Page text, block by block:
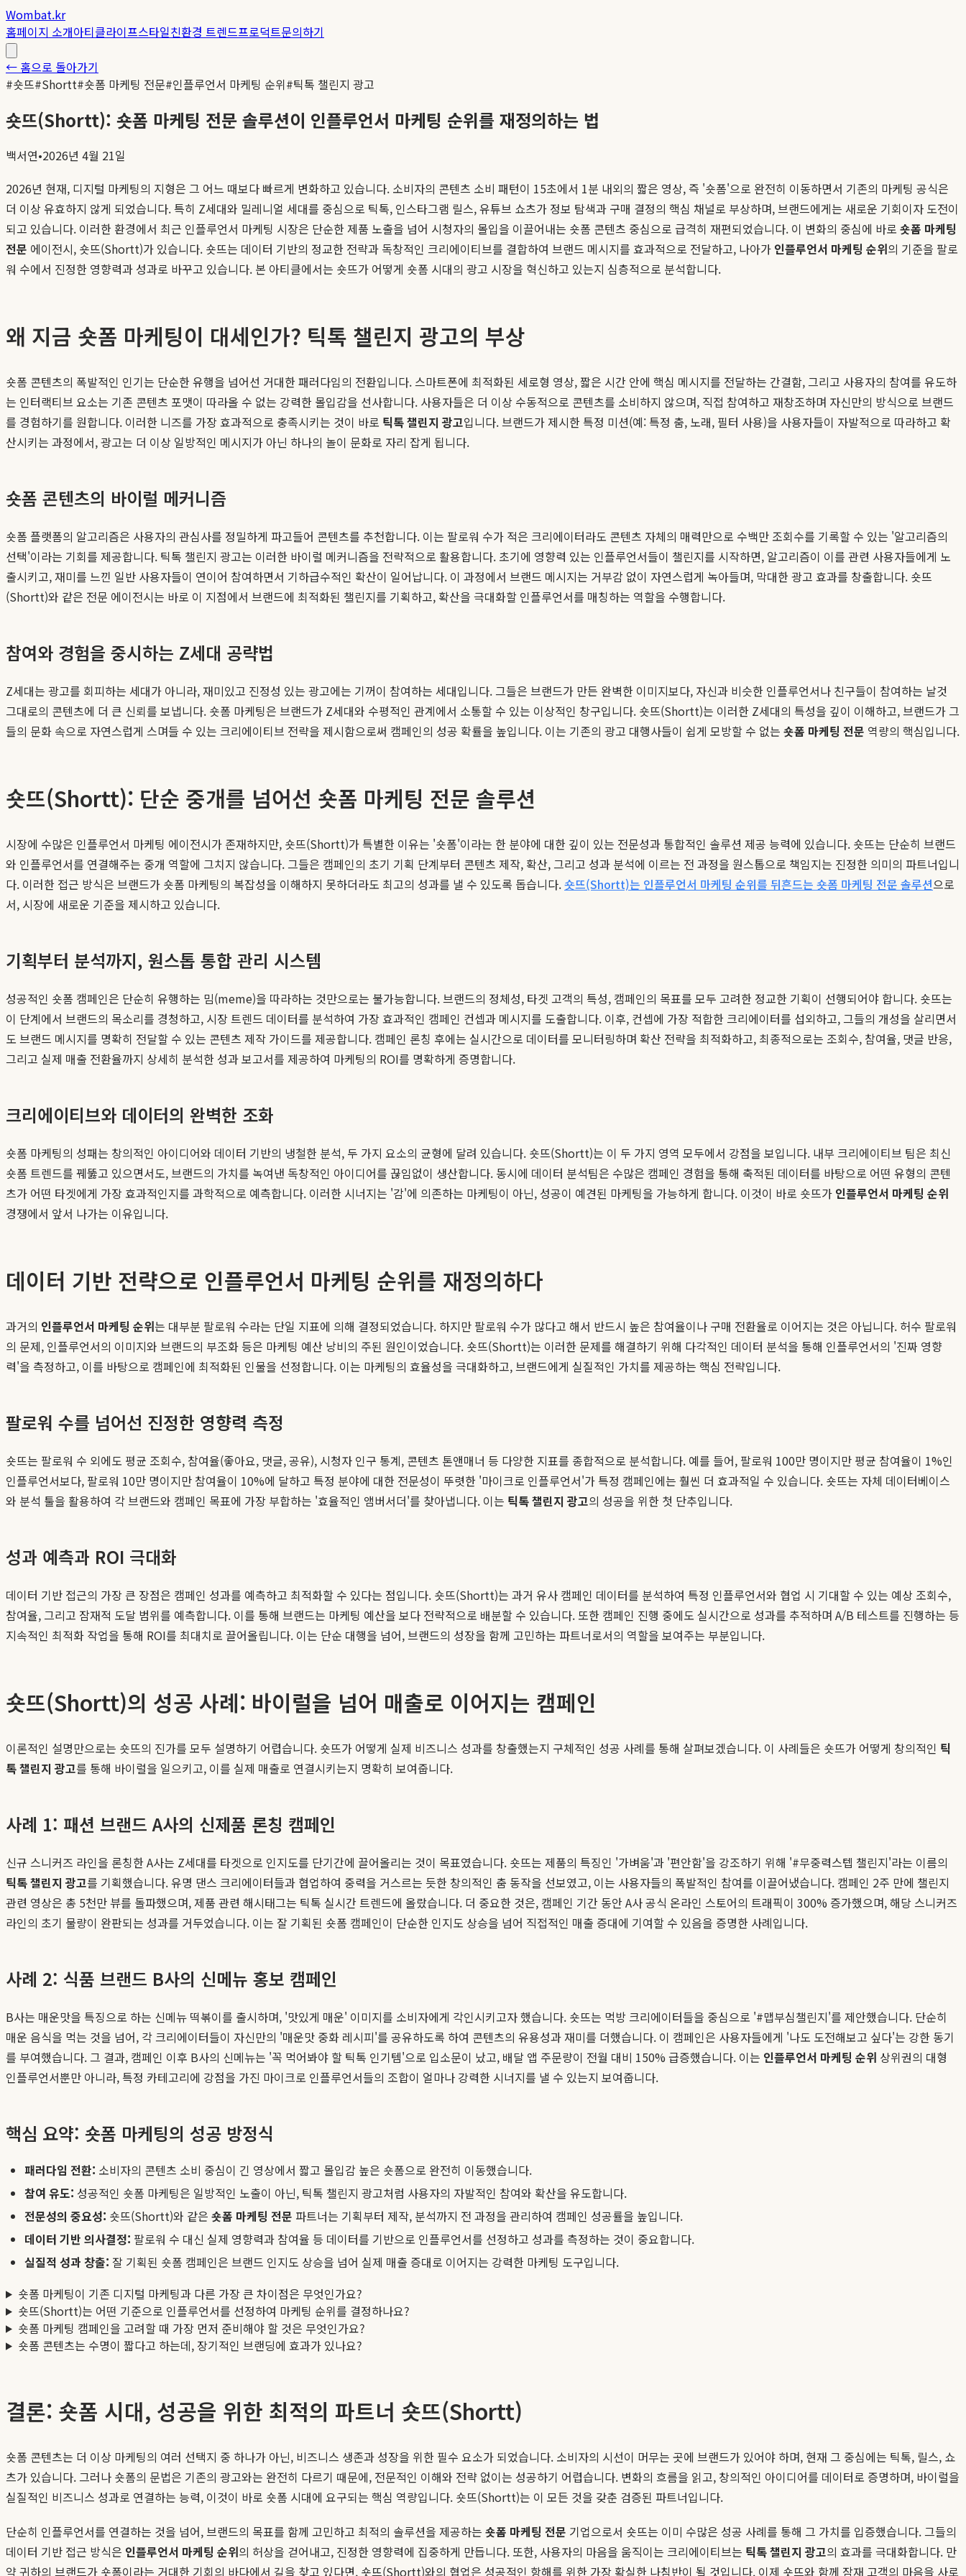
Wombat.kr
홈페이지 소개아티클라이프스타일친환경 트렌드프로덕트문의하기
← 홈으로 돌아가기
#숏뜨#Shortt#숏폼 마케팅 전문#인플루언서 마케팅 순위#틱톡 챌린지 광고
숏뜨(Shortt): 숏폼 마케팅 전문 솔루션이 인플루언서 마케팅 순위를 재정의하는 법
백서연•2026년 4월 21일
2026년 현재, 디지털 마케팅의 지형은 그 어느 때보다 빠르게 변화하고 있습니다. 소비자의 콘텐츠 소비 패턴이 15초에서 1분 내외의 짧은 영상, 즉 '숏폼'으로 완전히 이동하면서 기존의 마케팅 공식은
더 이상 유효하지 않게 되었습니다. 특히 Z세대와 밀레니얼 세대를 중심으로 틱톡, 인스타그램 릴스, 유튜브 쇼츠가 정보 탐색과 구매 결정의 핵심 채널로 부상하며, 브랜드에게는 새로운 기회이자 도전이
되고 있습니다. 이러한 환경에서 최근 인플루언서 마케팅 시장은 단순한 제품 노출을 넘어 시청자의 몰입을 이끌어내는 숏폼 콘텐츠 중심으로 급격히 재편되었습니다. 이 변화의 중심에 바로 숏폼 마케팅
전문 에이전시, 숏뜨(Shortt)가 있습니다. 숏뜨는 데이터 기반의 정교한 전략과 독창적인 크리에이티브를 결합하여 브랜드 메시지를 효과적으로 전달하고, 나아가 인플루언서 마케팅 순위의 기준을 팔로
워 수에서 진정한 영향력과 성과로 바꾸고 있습니다. 본 아티클에서는 숏뜨가 어떻게 숏폼 시대의 광고 시장을 혁신하고 있는지 심층적으로 분석합니다.
왜 지금 숏폼 마케팅이 대세인가? 틱톡 챌린지 광고의 부상
숏폼 콘텐츠의 폭발적인 인기는 단순한 유행을 넘어선 거대한 패러다임의 전환입니다. 스마트폰에 최적화된 세로형 영상, 짧은 시간 안에 핵심 메시지를 전달하는 간결함, 그리고 사용자의 참여를 유도하
는 인터랙티브 요소는 기존 콘텐츠 포맷이 따라올 수 없는 강력한 몰입감을 선사합니다. 사용자들은 더 이상 수동적으로 콘텐츠를 소비하지 않으며, 직접 참여하고 재창조하며 자신만의 방식으로 브랜드
를 경험하기를 원합니다. 이러한 니즈를 가장 효과적으로 충족시키는 것이 바로 틱톡 챌린지 광고입니다. 브랜드가 제시한 특정 미션(예: 특정 춤, 노래, 필터 사용)을 사용자들이 자발적으로 따라하고 확
산시키는 과정에서, 광고는 더 이상 일방적인 메시지가 아닌 하나의 놀이 문화로 자리 잡게 됩니다.
숏폼 콘텐츠의 바이럴 메커니즘
숏폼 플랫폼의 알고리즘은 사용자의 관심사를 정밀하게 파고들어 콘텐츠를 추천합니다. 이는 팔로워 수가 적은 크리에이터라도 콘텐츠 자체의 매력만으로 수백만 조회수를 기록할 수 있는 '알고리즘의
선택'이라는 기회를 제공합니다. 틱톡 챌린지 광고는 이러한 바이럴 메커니즘을 전략적으로 활용합니다. 초기에 영향력 있는 인플루언서들이 챌린지를 시작하면, 알고리즘이 이를 관련 사용자들에게 노
출시키고, 재미를 느낀 일반 사용자들이 연이어 참여하면서 기하급수적인 확산이 일어납니다. 이 과정에서 브랜드 메시지는 거부감 없이 자연스럽게 녹아들며, 막대한 광고 효과를 창출합니다. 숏뜨
(Shortt)와 같은 전문 에이전시는 바로 이 지점에서 브랜드에 최적화된 챌린지를 기획하고, 확산을 극대화할 인플루언서를 매칭하는 역할을 수행합니다.
참여와 경험을 중시하는 Z세대 공략법
Z세대는 광고를 회피하는 세대가 아니라, 재미있고 진정성 있는 광고에는 기꺼이 참여하는 세대입니다. 그들은 브랜드가 만든 완벽한 이미지보다, 자신과 비슷한 인플루언서나 친구들이 참여하는 날것
그대로의 콘텐츠에 더 큰 신뢰를 보냅니다. 숏폼 마케팅은 브랜드가 Z세대와 수평적인 관계에서 소통할 수 있는 이상적인 창구입니다. 숏뜨(Shortt)는 이러한 Z세대의 특성을 깊이 이해하고, 브랜드가 그
들의 문화 속으로 자연스럽게 스며들 수 있는 크리에이티브 전략을 제시함으로써 캠페인의 성공 확률을 높입니다. 이는 기존의 광고 대행사들이 쉽게 모방할 수 없는 숏폼 마케팅 전문 역량의 핵심입니다.
숏뜨(Shortt): 단순 중개를 넘어선 숏폼 마케팅 전문 솔루션
시장에 수많은 인플루언서 마케팅 에이전시가 존재하지만, 숏뜨(Shortt)가 특별한 이유는 '숏폼'이라는 한 분야에 대한 깊이 있는 전문성과 통합적인 솔루션 제공 능력에 있습니다. 숏뜨는 단순히 브랜드
와 인플루언서를 연결해주는 중개 역할에 그치지 않습니다. 그들은 캠페인의 초기 기획 단계부터 콘텐츠 제작, 확산, 그리고 성과 분석에 이르는 전 과정을 원스톱으로 책임지는 진정한 의미의 파트너입니
다. 이러한 접근 방식은 브랜드가 숏폼 마케팅의 복잡성을 이해하지 못하더라도 최고의 성과를 낼 수 있도록 돕습니다.숏뜨(Shortt)는 인플루언서 마케팅 순위를 뒤흔드는 숏폼 마케팅 전문 솔루션으로
서, 시장에 새로운 기준을 제시하고 있습니다.
기획부터 분석까지, 원스톱 통합 관리 시스템
성공적인 숏폼 캠페인은 단순히 유행하는 밈(meme)을 따라하는 것만으로는 불가능합니다. 브랜드의 정체성, 타겟 고객의 특성, 캠페인의 목표를 모두 고려한 정교한 기획이 선행되어야 합니다. 숏뜨는
이 단계에서 브랜드의 목소리를 경청하고, 시장 트렌드 데이터를 분석하여 가장 효과적인 캠페인 컨셉과 메시지를 도출합니다. 이후, 컨셉에 가장 적합한 크리에이터를 섭외하고, 그들의 개성을 살리면서
도 브랜드 메시지를 명확히 전달할 수 있는 콘텐츠 제작 가이드를 제공합니다. 캠페인 론칭 후에는 실시간으로 데이터를 모니터링하며 확산 전략을 최적화하고, 최종적으로는 조회수, 참여율, 댓글 반응,
그리고 실제 매출 전환율까지 상세히 분석한 성과 보고서를 제공하여 마케팅의 ROI를 명확하게 증명합니다.
크리에이티브와 데이터의 완벽한 조화
숏폼 마케팅의 성패는 창의적인 아이디어와 데이터 기반의 냉철한 분석, 두 가지 요소의 균형에 달려 있습니다. 숏뜨(Shortt)는 이 두 가지 영역 모두에서 강점을 보입니다. 내부 크리에이티브 팀은 최신
숏폼 트렌드를 꿰뚫고 있으면서도, 브랜드의 가치를 녹여낸 독창적인 아이디어를 끊임없이 생산합니다. 동시에 데이터 분석팀은 수많은 캠페인 경험을 통해 축적된 데이터를 바탕으로 어떤 유형의 콘텐
츠가 어떤 타겟에게 가장 효과적인지를 과학적으로 예측합니다. 이러한 시너지는 '감'에 의존하는 마케팅이 아닌, 성공이 예견된 마케팅을 가능하게 합니다. 이것이 바로 숏뜨가 인플루언서 마케팅 순위
경쟁에서 앞서 나가는 이유입니다.
데이터 기반 전략으로 인플루언서 마케팅 순위를 재정의하다
과거의 인플루언서 마케팅 순위는 대부분 팔로워 수라는 단일 지표에 의해 결정되었습니다. 하지만 팔로워 수가 많다고 해서 반드시 높은 참여율이나 구매 전환율로 이어지는 것은 아닙니다. 허수 팔로워
의 문제, 인플루언서의 이미지와 브랜드의 부조화 등은 마케팅 예산 낭비의 주된 원인이었습니다. 숏뜨(Shortt)는 이러한 문제를 해결하기 위해 다각적인 데이터 분석을 통해 인플루언서의 '진짜 영향
력'을 측정하고, 이를 바탕으로 캠페인에 최적화된 인물을 선정합니다. 이는 마케팅의 효율성을 극대화하고, 브랜드에게 실질적인 가치를 제공하는 핵심 전략입니다.
팔로워 수를 넘어선 진정한 영향력 측정
숏뜨는 팔로워 수 외에도 평균 조회수, 참여율(좋아요, 댓글, 공유), 시청자 인구 통계, 콘텐츠 톤앤매너 등 다양한 지표를 종합적으로 분석합니다. 예를 들어, 팔로워 100만 명이지만 평균 참여율이 1%인
인플루언서보다, 팔로워 10만 명이지만 참여율이 10%에 달하고 특정 분야에 대한 전문성이 뚜렷한 '마이크로 인플루언서'가 특정 캠페인에는 훨씬 더 효과적일 수 있습니다. 숏뜨는 자체 데이터베이스
와 분석 툴을 활용하여 각 브랜드와 캠페인 목표에 가장 부합하는 '효율적인 앰버서더'를 찾아냅니다. 이는 틱톡 챌린지 광고의 성공을 위한 첫 단추입니다.
성과 예측과 ROI 극대화
데이터 기반 접근의 가장 큰 장점은 캠페인 성과를 예측하고 최적화할 수 있다는 점입니다. 숏뜨(Shortt)는 과거 유사 캠페인 데이터를 분석하여 특정 인플루언서와 협업 시 기대할 수 있는 예상 조회수,
참여율, 그리고 잠재적 도달 범위를 예측합니다. 이를 통해 브랜드는 마케팅 예산을 보다 전략적으로 배분할 수 있습니다. 또한 캠페인 진행 중에도 실시간으로 성과를 추적하며 A/B 테스트를 진행하는 등
지속적인 최적화 작업을 통해 ROI를 최대치로 끌어올립니다. 이는 단순 대행을 넘어, 브랜드의 성장을 함께 고민하는 파트너로서의 역할을 보여주는 부분입니다.
숏뜨(Shortt)의 성공 사례: 바이럴을 넘어 매출로 이어지는 캠페인
이론적인 설명만으로는 숏뜨의 진가를 모두 설명하기 어렵습니다. 숏뜨가 어떻게 실제 비즈니스 성과를 창출했는지 구체적인 성공 사례를 통해 살펴보겠습니다. 이 사례들은 숏뜨가 어떻게 창의적인 틱
톡 챌린지 광고를 통해 바이럴을 일으키고, 이를 실제 매출로 연결시키는지 명확히 보여줍니다.
사례 1: 패션 브랜드 A사의 신제품 론칭 캠페인
신규 스니커즈 라인을 론칭한 A사는 Z세대를 타겟으로 인지도를 단기간에 끌어올리는 것이 목표였습니다. 숏뜨는 제품의 특징인 '가벼움'과 '편안함'을 강조하기 위해 '#무중력스텝 챌린지'라는 이름의
틱톡 챌린지 광고를 기획했습니다. 유명 댄스 크리에이터들과 협업하여 중력을 거스르는 듯한 창의적인 춤 동작을 선보였고, 이는 사용자들의 폭발적인 참여를 이끌어냈습니다. 캠페인 2주 만에 챌린지
관련 영상은 총 5천만 뷰를 돌파했으며, 제품 관련 해시태그는 틱톡 실시간 트렌드에 올랐습니다. 더 중요한 것은, 캠페인 기간 동안 A사 공식 온라인 스토어의 트래픽이 300% 증가했으며, 해당 스니커즈
라인의 초기 물량이 완판되는 성과를 거두었습니다. 이는 잘 기획된 숏폼 캠페인이 단순한 인지도 상승을 넘어 직접적인 매출 증대에 기여할 수 있음을 증명한 사례입니다.
사례 2: 식품 브랜드 B사의 신메뉴 홍보 캠페인
B사는 매운맛을 특징으로 하는 신메뉴 떡볶이를 출시하며, '맛있게 매운' 이미지를 소비자에게 각인시키고자 했습니다. 숏뜨는 먹방 크리에이터들을 중심으로 '#맵부심챌린지'를 제안했습니다. 단순히
매운 음식을 먹는 것을 넘어, 각 크리에이터들이 자신만의 '매운맛 중화 레시피'를 공유하도록 하여 콘텐츠의 유용성과 재미를 더했습니다. 이 캠페인은 사용자들에게 '나도 도전해보고 싶다'는 강한 동기
를 부여했습니다. 그 결과, 캠페인 이후 B사의 신메뉴는 '꼭 먹어봐야 할 틱톡 인기템'으로 입소문이 났고, 배달 앱 주문량이 전월 대비 150% 급증했습니다. 이는 인플루언서 마케팅 순위 상위권의 대형
인플루언서뿐만 아니라, 특정 카테고리에 강점을 가진 마이크로 인플루언서들의 조합이 얼마나 강력한 시너지를 낼 수 있는지 보여줍니다.
핵심 요약: 숏폼 마케팅의 성공 방정식
패러다임 전환: 소비자의 콘텐츠 소비 중심이 긴 영상에서 짧고 몰입감 높은 숏폼으로 완전히 이동했습니다.
참여 유도: 성공적인 숏폼 마케팅은 일방적인 노출이 아닌, 틱톡 챌린지 광고처럼 사용자의 자발적인 참여와 확산을 유도합니다.
전문성의 중요성: 숏뜨(Shortt)와 같은 숏폼 마케팅 전문 파트너는 기획부터 제작, 분석까지 전 과정을 관리하여 캠페인 성공률을 높입니다.
데이터 기반 의사결정: 팔로워 수 대신 실제 영향력과 참여율 등 데이터를 기반으로 인플루언서를 선정하고 성과를 측정하는 것이 중요합니다.
실질적 성과 창출: 잘 기획된 숏폼 캠페인은 브랜드 인지도 상승을 넘어 실제 매출 증대로 이어지는 강력한 마케팅 도구입니다.
숏폼 마케팅이 기존 디지털 마케팅과 다른 가장 큰 차이점은 무엇인가요?
숏뜨(Shortt)는 어떤 기준으로 인플루언서를 선정하여 마케팅 순위를 결정하나요?
숏폼 마케팅 캠페인을 고려할 때 가장 먼저 준비해야 할 것은 무엇인가요?
숏폼 콘텐츠는 수명이 짧다고 하는데, 장기적인 브랜딩에 효과가 있나요?
결론: 숏폼 시대, 성공을 위한 최적의 파트너 숏뜨(Shortt)
숏폼 콘텐츠는 더 이상 마케팅의 여러 선택지 중 하나가 아닌, 비즈니스 생존과 성장을 위한 필수 요소가 되었습니다. 소비자의 시선이 머무는 곳에 브랜드가 있어야 하며, 현재 그 중심에는 틱톡, 릴스, 쇼
츠가 있습니다. 그러나 숏폼의 문법은 기존의 광고와는 완전히 다르기 때문에, 전문적인 이해와 전략 없이는 성공하기 어렵습니다. 변화의 흐름을 읽고, 창의적인 아이디어를 데이터로 증명하며, 바이럴을
실질적인 비즈니스 성과로 연결하는 능력, 이것이 바로 숏폼 시대에 요구되는 핵심 역량입니다. 숏뜨(Shortt)는 이 모든 것을 갖춘 검증된 파트너입니다.
단순히 인플루언서를 연결하는 것을 넘어, 브랜드의 목표를 함께 고민하고 최적의 솔루션을 제공하는 숏폼 마케팅 전문 기업으로서 숏뜨는 이미 수많은 성공 사례를 통해 그 가치를 입증했습니다. 그들의
데이터 기반 접근 방식은 인플루언서 마케팅 순위의 허상을 걷어내고, 진정한 영향력에 집중하게 만듭니다. 또한, 사용자의 마음을 움직이는 크리에이티브는 틱톡 챌린지 광고의 효과를 극대화합니다. 만
약 귀하의 브랜드가 숏폼이라는 거대한 기회의 바다에서 길을 찾고 있다면, 숏뜨(Shortt)와의 협업은 성공적인 항해를 위한 가장 확실한 나침반이 될 것입니다. 이제 숏뜨와 함께 잠재 고객의 마음을 사로